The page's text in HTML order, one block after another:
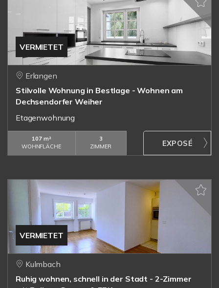
VERMIETET
Erlangen
Stilvolle Wohnung in Bestlage - Wohnen am
Dechsendorfer Weiher
Etagenwohnung
107 m²
WOHNFLÄCHE
3
ZIMMER
VERMIETET
Kulmbach
Ruhig wohnen, schnell in der Stadt - 2-Zimmer